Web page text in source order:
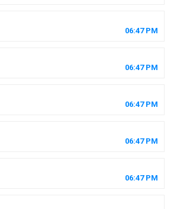
06:47PM
06:47PM
06:47PM
06:47PM
06:47PM